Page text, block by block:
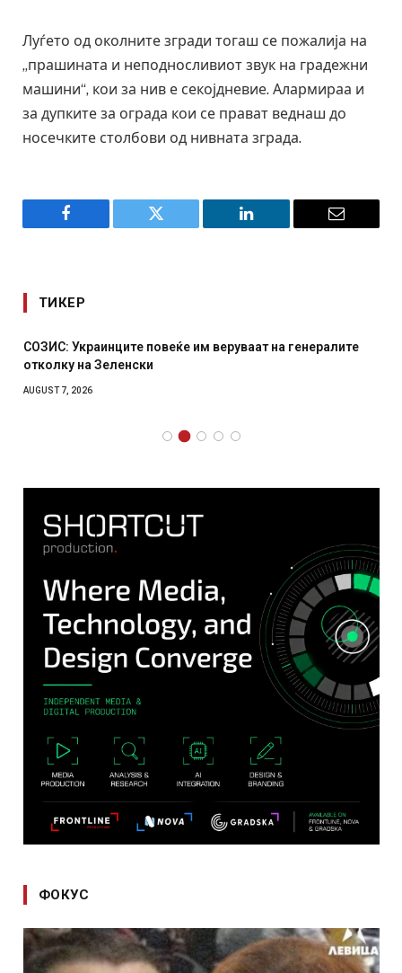
Луѓето од околните згради тогаш се пожалија на
„прашината и неподносливиот звук на градежни
машини“, кои за нив е секојдневие. Алармираа и
за дупките за ограда кои се прават веднаш до
носечките столбови од нивната зграда.
Facebook Twitter LinkedIn Email
ТИКЕР
СОЗИС: Украинците повеќе им веруваат на генералите
отколку на Зеленски
AUGUST 7, 2026
ФОКУС